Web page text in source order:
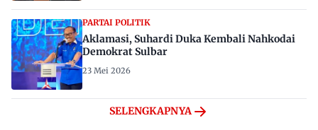
PARTAI POLITIK
Aklamasi, Suhardi Duka Kembali Nahkodai
Demokrat Sulbar
23 Mei 2026
SELENGKAPNYA